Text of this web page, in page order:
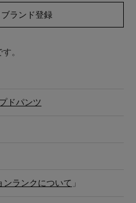
ランド登録
。
ドパンツ
ンランクについて 」